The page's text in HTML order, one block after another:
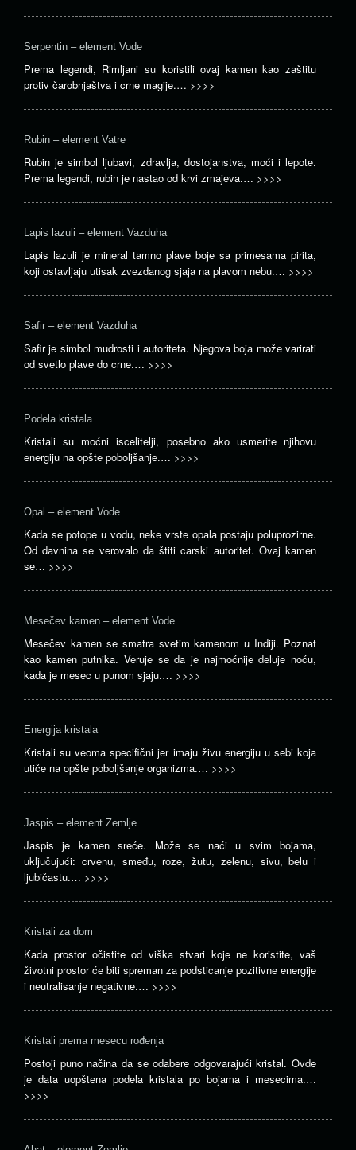
Serpentin – element Vode
Prema legendi, Rimljani su koristili ovaj kamen kao zaštitu
protiv čarobnjaštva i crne magije.… >>>>
Rubin – element Vatre
Rubin je simbol ljubavi, zdravlja, dostojanstva, moći i lepote.
Prema legendi, rubin je nastao od krvi zmajeva.… >>>>
Lapis lazuli – element Vazduha
Lapis lazuli je mineral tamno plave boje sa primesama pirita,
koji ostavljaju utisak zvezdanog sjaja na plavom nebu.… >>>>
Safir – element Vazduha
Safir je simbol mudrosti i autoriteta. Njegova boja može varirati
od svetlo plave do crne.… >>>>
Podela kristala
Kristali su moćni iscelitelji, posebno ako usmerite njihovu
energiju na opšte poboljšanje.… >>>>
Opal – element Vode
Kada se potope u vodu, neke vrste opala postaju poluprozirne.
Od davnina se verovalo da štiti carski autoritet. Ovaj kamen
se… >>>>
Mesečev kamen – element Vode
Mesečev kamen se smatra svetim kamenom u Indiji. Poznat
kao kamen putnika. Veruje se da je najmoćnije deluje noću,
kada je mesec u punom sjaju.… >>>>
Energija kristala
Kristali su veoma specifični jer imaju živu energiju u sebi koja
utiče na opšte poboljšanje organizma.… >>>>
Jaspis – element Zemlje
Jaspis je kamen sreće. Može se naći u svim bojama,
uključujući: crvenu, smeđu, roze, žutu, zelenu, sivu, belu i
ljubičastu.… >>>>
Kristali za dom
Kada prostor očistite od viška stvari koje ne koristite, vaš
životni prostor će biti spreman za podsticanje pozitivne energije
i neutralisanje negativne.… >>>>
Kristali prema mesecu rođenja
Postoji puno načina da se odabere odgovarajući kristal. Ovde
je data uopštena podela kristala po bojama i mesecima.…
>>>>